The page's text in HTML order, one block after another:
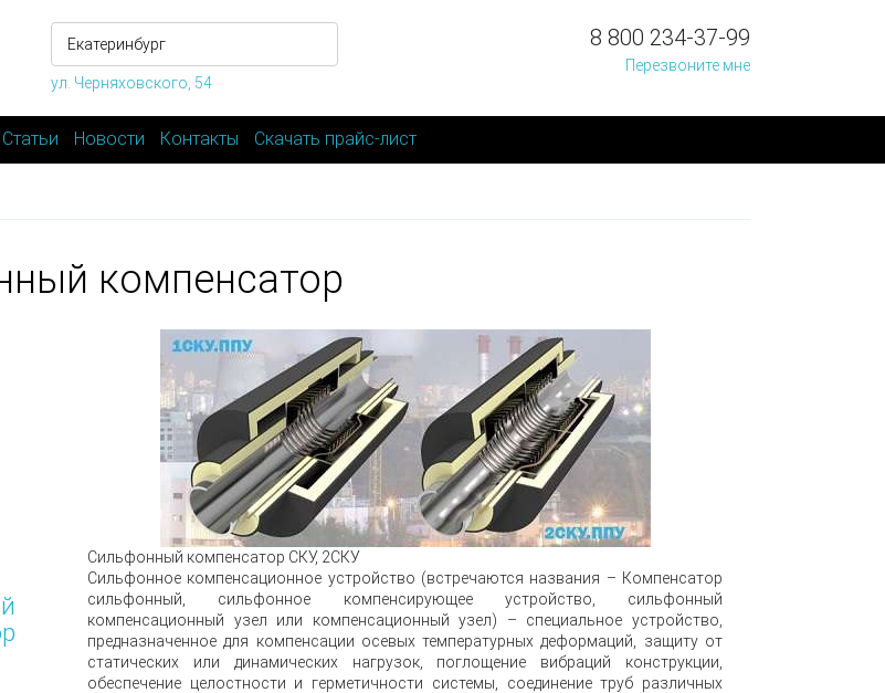
ул. Черняховского, 54
8 800 234-37-99
Перезвоните мне
Статьи Новости Контакты Скачать прайс-лист
компенсатор
Сильфонный компенсатор СКУ, 2СКУ
Сильфонное компенсационное устройство (встречаются названия – Компенсатор
сильфонный, сильфонное компенсирующее устройство, сильфонный
компенсационный узел или компенсационный узел) – специальное устройство,
предназначенное для компенсации осевых температурных деформаций, защиту от
статических или динамических нагрузок, поглощение вибраций конструкции,
обеспечение целостности и герметичности системы, соединение труб различных